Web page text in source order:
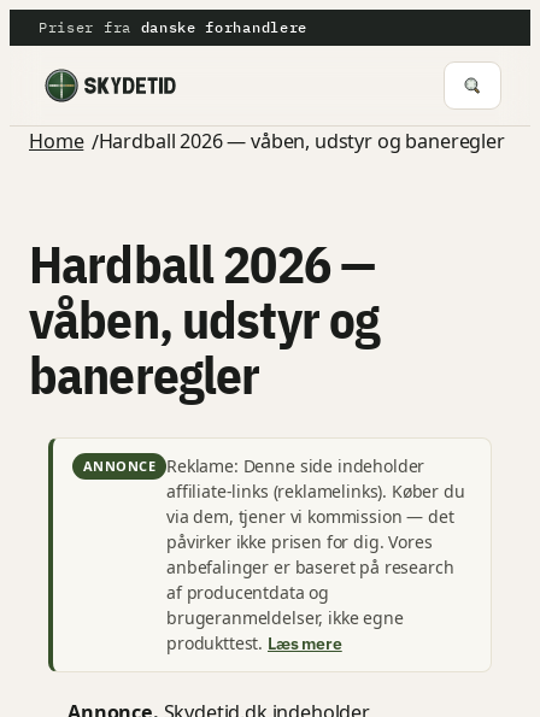
Spring
til
indhold
Priser fra danske forhandlere
Home /Hardball 2026 — våben, udstyr og baneregler
Hardball 2026 —
våben, udstyr og
baneregler
ANNONCE
Reklame: Denne side indeholder
affiliate-links (reklamelinks). Køber du
via dem, tjener vi kommission — det
påvirker ikke prisen for dig. Vores
anbefalinger er baseret på research
af producentdata og
brugeranmeldelser, ikke egne
produkttest. Læs mere